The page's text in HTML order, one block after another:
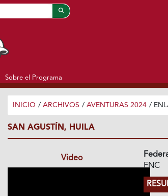
Sobre el Programa
INICIO / ARCHIVOS / AVENTURAS 2024 /
SAN AGUSTÍN, HUILA
Video
FNC